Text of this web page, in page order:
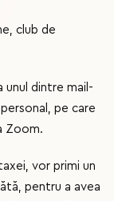
club de
unul dintre mail-
pe care
Zoom.
vor primi un
pentru a avea